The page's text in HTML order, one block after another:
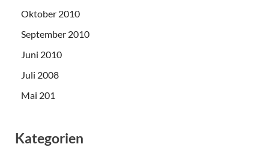
Oktober 2010
September 2010
Juni 2010
Juli 2008
Mai 201
Kategorien